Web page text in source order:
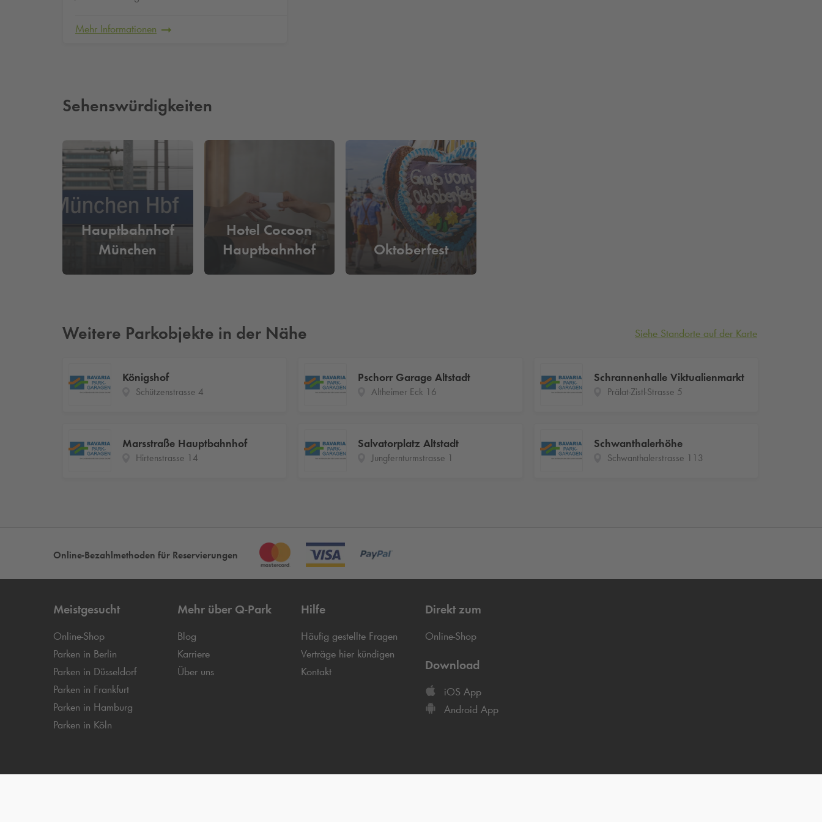
Mehr Informationen
Sehenswürdigkeiten
Hauptbahnhof
München
Hotel Cocoon
Hauptbahnhof
Oktoberfest
Weitere Parkobjekte in der Nähe Siehe Standorte auf der Karte
Königshof
Schützenstrasse 4
Marsstraße Hauptbahnhof
Hirtenstrasse 14
Pschorr Garage Altstadt
Altheimer Eck 16
Salvatorplatz Altstadt
Jungfernturmstrasse 1
Schrannenhalle Viktualienmarkt
Prälat-Zistl-Strasse 5
Schwanthalerhöhe
Schwanthalerstrasse 113
Online-Bezahlmethoden für Reservierungen
Meistgesucht
Online-Shop
Parken in Berlin
Parken in Düsseldorf
Parken in Frankfurt
Parken in Hamburg
Parken in Köln
Mehr über Q-Park
Blog
Karriere
Über uns
Hilfe
Häufig gestellte Fragen
Verträge hier kündigen
Kontakt
Direkt zum
Online-Shop
Download
iOS App
Android App